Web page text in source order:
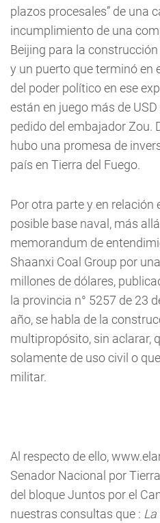
plazos procesales” de una
incumplimiento de una
Beijing para la
y un puerto que terminó en
del poder político en ese
están en juego más de
pedido del embajador Zou.
hubo una promesa de
país en Tierra del Fuego.
Por otra parte y en relación
posible base naval, más
memorandum de
Shaanxi Coal Group por
millones de dólares,
la provincia n° 5257 de 23
año, se habla de la
multipropósito, sin aclarar,
solamente de uso civil o
militar.
Al respecto de ello,
Senador Nacional por
del bloque Juntos por el
nuestras consultas que :